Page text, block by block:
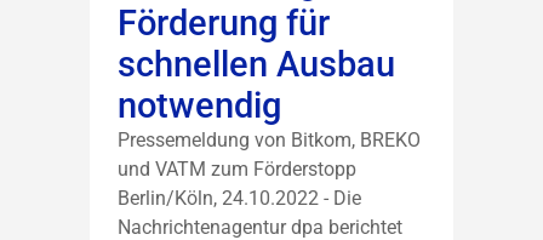
Förderung für
schnellen Ausbau
notwendig
Pressemeldung von Bitkom, BREKO
und VATM zum Förderstopp
Berlin/Köln, 24.10.2022 - Die
Nachrichtenagentur dpa berichtet